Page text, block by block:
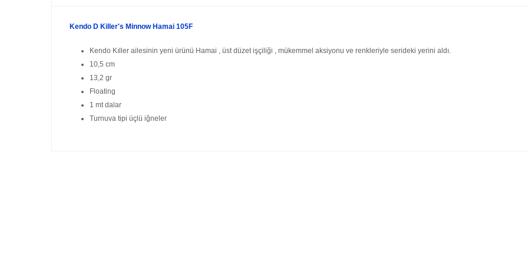
Kendo D Killer's Minnow Hamai 105F
Kendo Kıller ailesinin yeni ürünü Hamai , üst düzet işçiliği , mükemmel aksiyonu ve renkleriyle serideki yerini aldı.
10,5 cm
13,2 gr
Floating
1 mt dalar
Turnuva tipi üçlü iğneler